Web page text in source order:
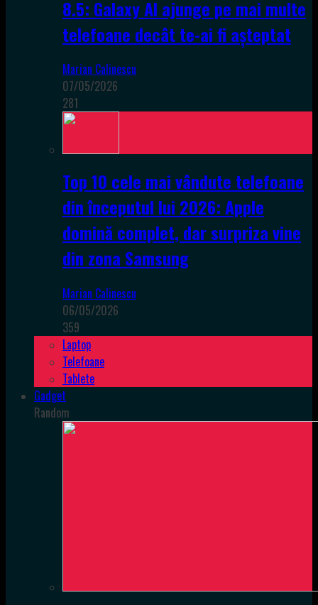
8.5: Galaxy AI ajunge pe mai multe
telefoane decât te-ai fi așteptat
Marian Calinescu
07/05/2026
281
Top 10 cele mai vândute telefoane
din începutul lui 2026: Apple
domină complet, dar surpriza vine
din zona Samsung
Marian Calinescu
06/05/2026
359
Laptop
Telefoane
Tablete
Gadget
Random